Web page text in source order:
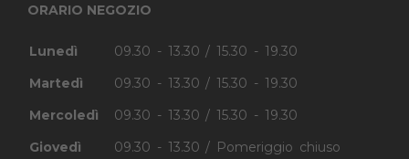
ORARIO NEGOZIO
Lunedì
09.30 - 13.30 / 15.30 - 19.30
Martedì
09.30 - 13.30 / 15.30 - 19.30
Mercoledì
09.30 - 13.30 / 15.30 - 19.30
Giovedì
09.30 - 13.30 / Pomeriggio chiuso